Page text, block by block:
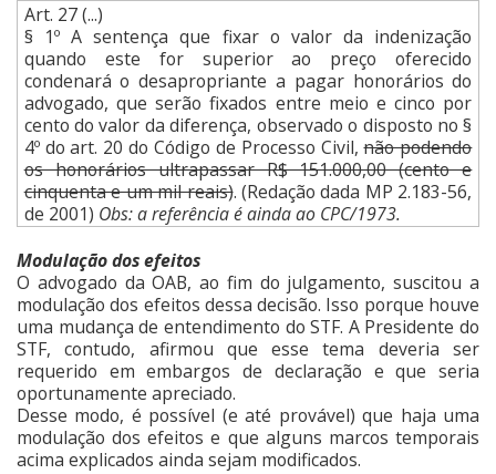
Art. 27 (...)
§ 1º A sentença que fixar o valor da indenização
quando este for superior ao preço oferecido
condenará o desapropriante a pagar honorários do
advogado, que serão fixados entre meio e cinco por
cento do valor da diferença, observado o disposto no §
4º do art. 20 do Código de Processo Civil,não podendo
os honorários ultrapassar R$ 151.000,00 (cento e
cinquenta e um mil reais). (Redação dada MP 2.183-56,
de 2001) Obs: a referência é ainda ao CPC/1973.
Modulação dos efeitos
O advogado da OAB, ao fim do julgamento, suscitou a
modulação dos efeitos dessa decisão. Isso porque houve
uma mudança de entendimento do STF. A Presidente do
STF, contudo, afirmou que esse tema deveria ser
requerido em embargos de declaração e que seria
oportunamente apreciado.
Desse modo, é possível (e até provável) que haja uma
modulação dos efeitos e que alguns marcos temporais
acima explicados ainda sejam modificados.